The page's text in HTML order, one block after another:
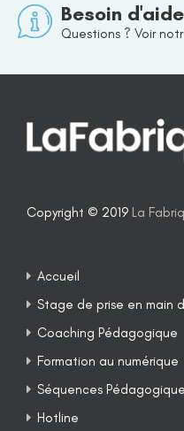
Besoin
Questions ? Voir
Copyright © 2019 La
Accueil
Stage de prise en main
Coaching Pédagogique
Formation au numérique
Séquences
Hotline